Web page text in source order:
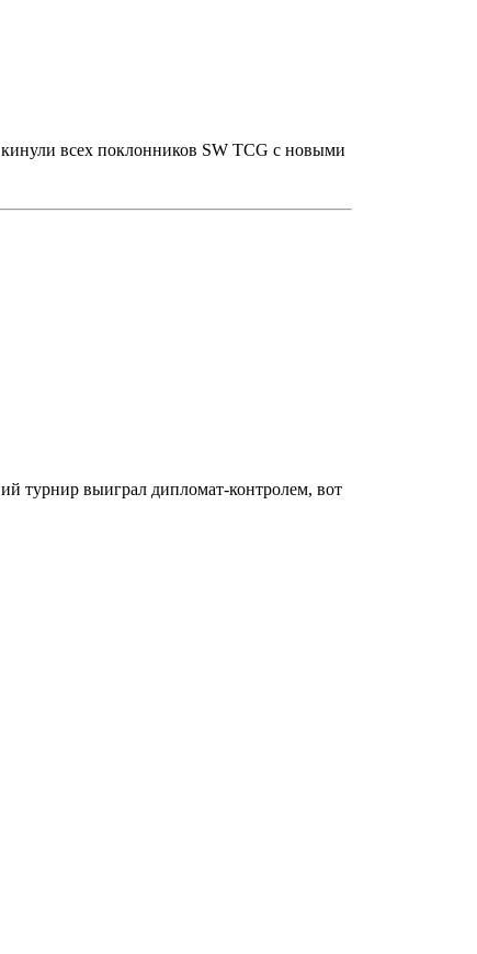
всех поклонников SW TCG с новыми
турнир выиграл дипломат-контролем, вот